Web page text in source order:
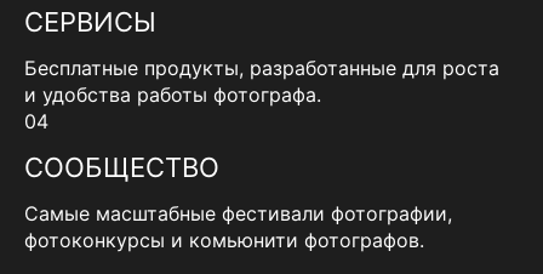
СЕРВИСЫ
Бесплатные продукты, разработанные для роста
и удобства работы фотографа.
04
СООБЩЕСТВО
Самые масштабные фестивали фотографии,
фотоконкурсы и комьюнити фотографов.